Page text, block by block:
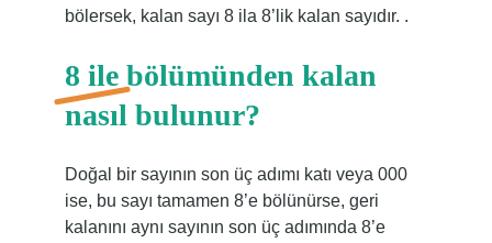
bölersek, kalan sayı 8 ila 8’lik kalan sayıdır. .
8 ile bölümünden kalan
nasıl bulunur?
Doğal bir sayının son üç adımı katı veya 000
ise, bu sayı tamamen 8’e bölünürse, geri
kalanını aynı sayının son üç adımında 8’e